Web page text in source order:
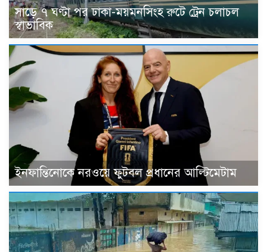
সাড়ে ৭ ঘণ্টা পর ঢাকা-ময়মনসিংহ রুটে ট্রেন চলাচল
স্বাভাবিক
ইনফান্তিনোকে নরওয়ে ফুটবল প্রধানের আল্টিমেটাম